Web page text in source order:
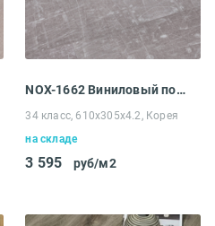
NOX-1662 Виниловый пол EcoClick NOX-1600 Stone Ирасу
34 класс, 610x305x4.2, Корея
на складе
3 595 руб/м2